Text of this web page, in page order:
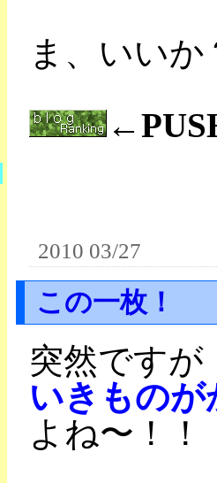
ま、いいか
2010 03/27
この一枚！
突然ですが
いきものが
よね〜！！